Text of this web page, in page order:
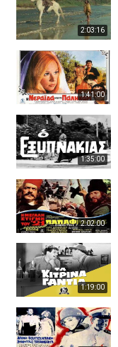
2:03:16
1:41:00
1:35:00
2:02:00
1:19:00